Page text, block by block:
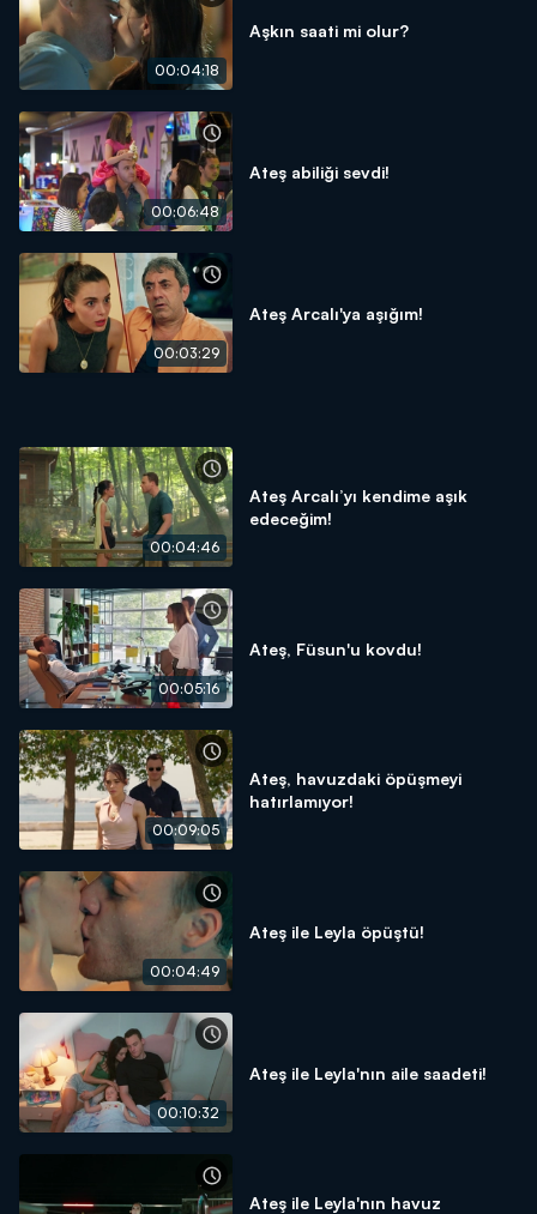
00:04:18
Aşkın saati mi olur?
00:06:48
Ateş abiliği sevdi!
00:03:29
Ateş Arcalı'ya aşığım!
00:04:46
Ateş Arcalı’yı kendime aşık
edeceğim!
00:05:16
Ateş, Füsun'u kovdu!
00:09:05
Ateş, havuzdaki öpüşmeyi
hatırlamıyor!
00:04:49
Ateş ile Leyla öpüştü!
00:10:32
Ateş ile Leyla'nın aile saadeti!
Ateş ile Leyla'nın havuz